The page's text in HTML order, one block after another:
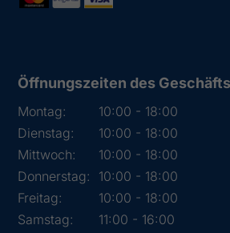
Öffnungszeiten des Geschäfts
Montag:
10:00 - 18:00
Dienstag:
10:00 - 18:00
Mittwoch:
10:00 - 18:00
Donnerstag:
10:00 - 18:00
Freitag:
10:00 - 18:00
Samstag:
11:00 - 16:00